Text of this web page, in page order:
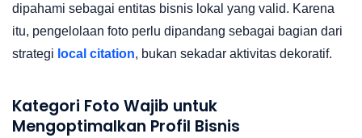
dipahami sebagai entitas bisnis lokal yang valid. Karena
itu, pengelolaan foto perlu dipandang sebagai bagian dari
strategi local citation, bukan sekadar aktivitas dekoratif.
Kategori Foto Wajib untuk
Mengoptimalkan Profil Bisnis